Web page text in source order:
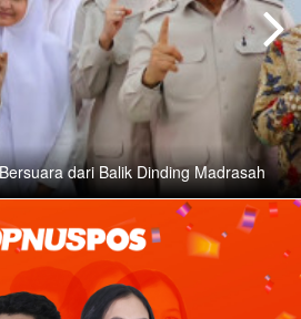
dari Balik Dinding Madrasah